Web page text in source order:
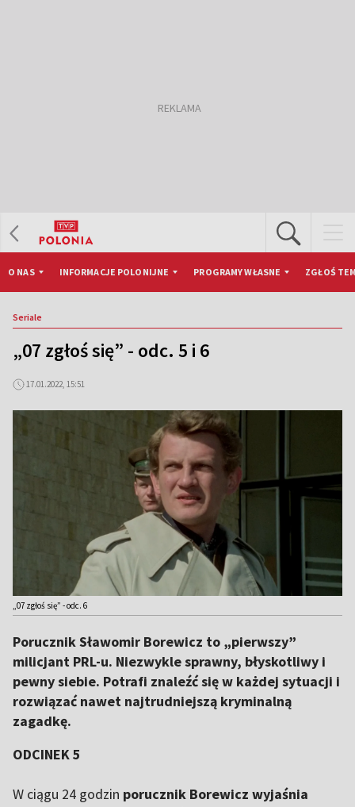
O NAS INFORMACJE POLONIJNE PROGRAMY WŁASNE ZGŁOŚ
Seriale
„07 zgłoś się” - odc. 5 i 6
17.01.2022, 15:51
„07 zgłoś się” - odc. 6
Porucznik Sławomir Borewicz to „pierwszy”
milicjant PRL-u. Niezwykle sprawny, błyskotliwy i
pewny siebie. Potrafi znaleźć się w każdej sytuacji i
rozwiązać nawet najtrudniejszą kryminalną
zagadkę.
ODCINEK 5
W ciągu 24 godzin porucznik Borewicz wyjaśnia